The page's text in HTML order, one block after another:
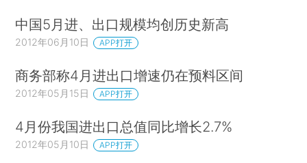
中国5月进、出口规模均创历史新高
2012年06月10日 APP打开
商务部称4月进出口增速仍在预料区间
2012年05月15日 APP打开
4月份我国进出口总值同比增长2.7%
2012年05月10日 APP打开